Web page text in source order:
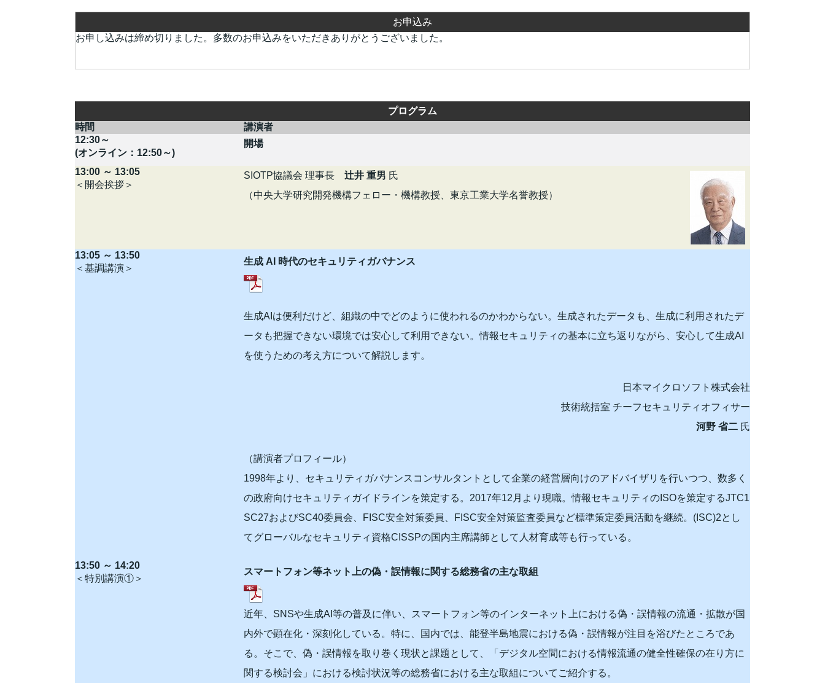
お申込み
お申し込みは締め切りました。多数のお申込みをいただきありがとうございました。
プログラム
時間
講演者
12:30～
(オンライン：12:50～)
開場
13:00 ～ 13:05
＜開会挨拶＞
SIOTP協議会 理事長 辻井 重男 氏
（中央大学研究開発機構フェロー・機構教授、東京工業大学名誉教授）
13:05 ～ 13:50
＜基調講演＞
生成 AI 時代のセキュリティガバナンス
生成AIは便利だけど、組織の中でどのように使われるのかわからない。生成されたデータも、生成に利用されたデ
ータも把握できない環境では安心して利用できない。情報セキュリティの基本に立ち返りながら、安心して生成AI
を使うための考え方について解説します。
日本マイクロソフト株式会社
技術統括室 チーフセキュリティオフィサー
河野 省二 氏
（講演者プロフィール）
1998年より、セキュリティガバナンスコンサルタントとして企業の経営層向けのアドバイザリを行いつつ、数多く
の政府向けセキュリティガイドラインを策定する。2017年12月より現職。情報セキュリティのISOを策定するJTC1
SC27およびSC40委員会、FISC安全対策委員、FISC安全対策監査委員など標準策定委員活動を継続。(ISC)2とし
てグローバルなセキュリティ資格CISSPの国内主席講師として人材育成等も行っている。
13:50 ～ 14:20
＜特別講演①＞
スマートフォン等ネット上の偽・誤情報に関する総務省の主な取組
近年、SNSや生成AI等の普及に伴い、スマートフォン等のインターネット上における偽・誤情報の流通・拡散が国
内外で顕在化・深刻化している。特に、国内では、能登半島地震における偽・誤情報が注目を浴びたところであ
る。そこで、偽・誤情報を取り巻く現状と課題として、「デジタル空間における情報流通の健全性確保の在り方に
関する検討会」における検討状況等の総務省における主な取組についてご紹介する。